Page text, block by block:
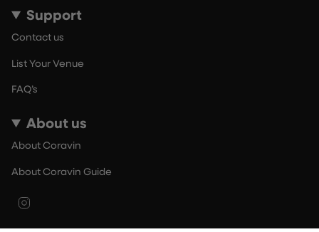
Support
Contact us
List Your Venue
FAQ’s
About us
About Coravin
About Coravin Guide